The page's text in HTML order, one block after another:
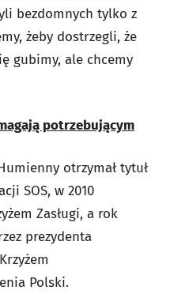
bezdomnych tylko z
żeby dostrzegli, że
gubimy, ale chcemy
potrzebującym
otrzymał tytuł
SOS, w 2010
Zasługi, a rok
prezydenta
Polski.